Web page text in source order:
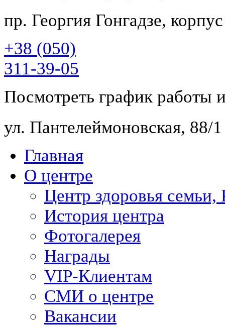
пр. Георгия Гонгадзе,
+38 (050)
311-39-05
Посмотреть график работы
ул. Пантелеймоновская, 88/
Главная
О центре
Центр здоровья семьи,
История центра
Фотогалерея
Награды
VIP-Клиентам
СМИ о центре
Вакансии